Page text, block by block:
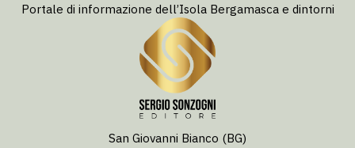
Portale di informazione dell’Isola Bergamasca e dintorni
San Giovanni Bianco (BG)